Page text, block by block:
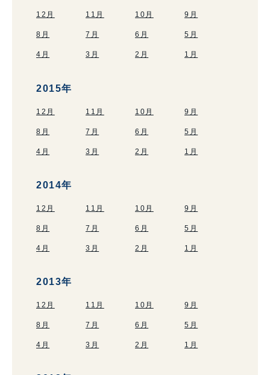
12月 11月 10月 9月
8月 7月 6月 5月
4月 3月 2月 1月
2015年
12月 11月 10月 9月
8月 7月 6月 5月
4月 3月 2月 1月
2014年
12月 11月 10月 9月
8月 7月 6月 5月
4月 3月 2月 1月
2013年
12月 11月 10月 9月
8月 7月 6月 5月
4月 3月 2月 1月